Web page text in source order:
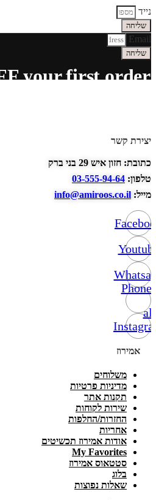
נייד
שליחה
Email
שליחה
your first order
יצירת קשר
כתובת: חזון איש 29 בני ברק
טלפון: 03-555-94-64
מייל: info@amiroos.co.il
Phone-
alt
אמירוז
משלוחים
מדיניות פרטיות
תקנות אתר
שירות לקוחות
החזרות/החלפות
אחריות
אודות אמירוז תכשיטים
My Favorites
סטטאוס אמירוז
בלוג
שאלות נפוצות